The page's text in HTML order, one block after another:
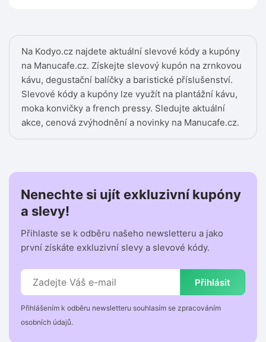
Na Kodyo.cz najdete aktuální slevové kódy a kupóny
na Manucafe.cz. Získejte slevový kupón na zrnkovou
kávu, degustační balíčky a baristické příslušenství.
Slevové kódy a kupóny lze využít na plantážní kávu,
moka konvičky a french pressy. Sledujte aktuální
akce, cenová zvýhodnění a novinky na Manucafe.cz.
Nenechte si ujít exkluzivní kupóny
a slevy!
Přihlaste se k odběru našeho newsletteru a jako
první získáte exkluzivní slevy a slevové kódy.
Přihlásit
Přihlášením k odběru newsletteru souhlasím se zpracováním
osobních údajů.